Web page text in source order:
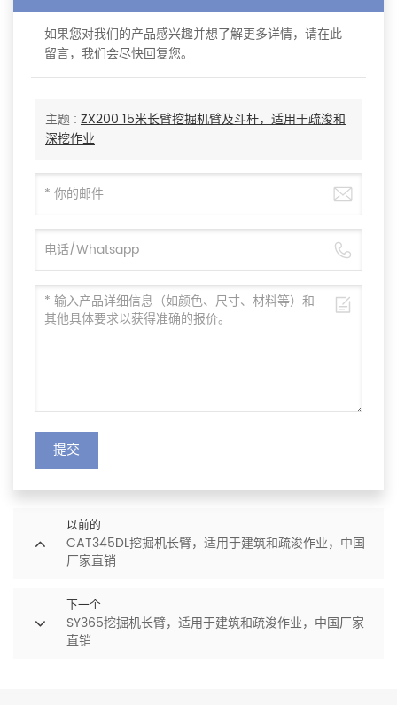
如果您对我们的产品感兴趣并想了解更多详情，请在此
留言，我们会尽快回复您。
主题 : ZX200 15米长臂挖掘机臂及斗杆，适用于疏浚和
深挖作业
提交
以前的
CAT345DL挖掘机长臂，适用于建筑和疏浚作业，中国
厂家直销
下一个
SY365挖掘机长臂，适用于建筑和疏浚作业，中国厂家
直销